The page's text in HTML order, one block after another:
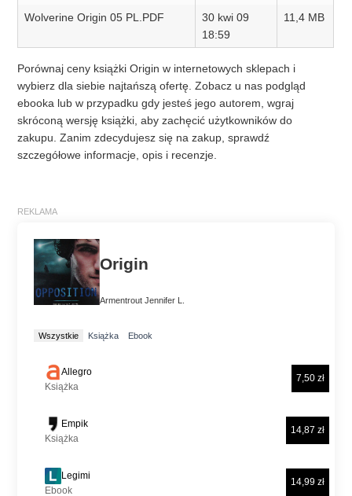
Wolverine Origin 05 PL.PDF
30 kwi 09
18:59
11,4 MB
Porównaj ceny książki Origin w internetowych sklepach i
wybierz dla siebie najtańszą ofertę. Zobacz u nas podgląd
ebooka lub w przypadku gdy jesteś jego autorem, wgraj
skróconą wersję książki, aby zachęcić użytkowników do
zakupu. Zanim zdecydujesz się na zakup, sprawdź
szczegółowe informacje, opis i recenzje.